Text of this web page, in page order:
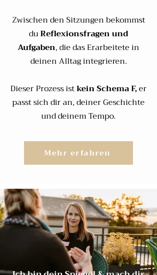
Zwischen den Sitzungenbekommst
duReflexionsfragen und
Aufgaben, die das Erarbeitete in
deinen Alltag integrieren.
Dieser Prozess istkein Schema F,er
passt sich dir an, deiner Geschichte
und deinem Tempo.
Mehr erfahren